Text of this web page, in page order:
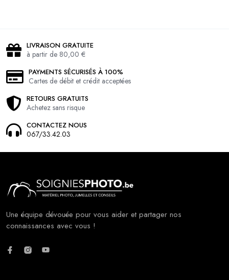
LIVRAISON GRATUITE
à partir de 80,00 €
PAYMENTS SÉCURISÉS À 100%
Cartes de débit et crédit acceptées
RETOURS GRATUITS
Achetez sans risque
CONTACTEZ NOUS
067/33.42.03
Une équipe dévouée pour vous aider et partager nos
connaissances avec vous !